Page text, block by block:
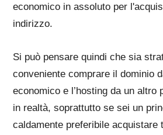
economico in assoluto per
indirizzo.
Si può pensare quindi che sia
conveniente comprare il dominio
economico e l’hosting da un altro
in realtà, soprattutto se sei un
caldamente preferibile acquistare